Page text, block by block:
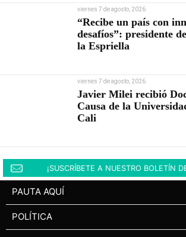
viernes 7 de agosto, 2026
“Recibe un país con
desafíos”: presidente
la Espriella
viernes 7 de agosto, 2026
Javier Milei recibió
Causa de la
Cali
¡SUSCRÍBETE A NUESTRO BOLETÍN
PAUTA AQUÍ
POLÍTICA